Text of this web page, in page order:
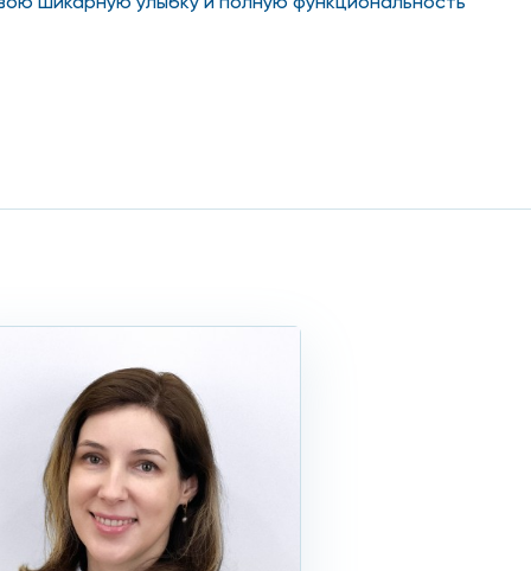
нарушения формы и цвета зубов.
Стоимость приема ортопеда на